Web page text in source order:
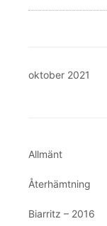
oktober 2021
Allmänt
Återhämtning
Biarritz – 2016